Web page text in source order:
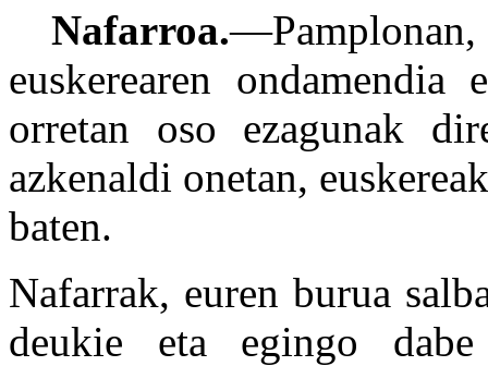
Nafarroa.
euskerearen
orretan oso ezagunak
azkenaldi onetan,
baten.
Nafarrak, euren burua
deukie eta egingo